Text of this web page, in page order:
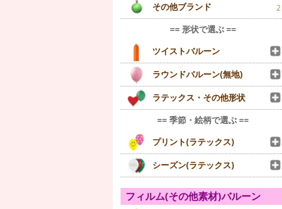
その他ブランド
2
== 形状で選ぶ ==
ツイストバルーン
ラウンドバルーン(無地)
ラテックス・その他形状
== 季節・絵柄で選ぶ ==
プリント(ラテックス)
シーズン(ラテックス)
フィルム(その他素材)バルーン